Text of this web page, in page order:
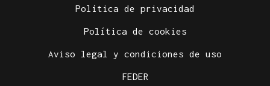
Política de privacidad
Política de cookies
Aviso legal y condiciones de uso
FEDER